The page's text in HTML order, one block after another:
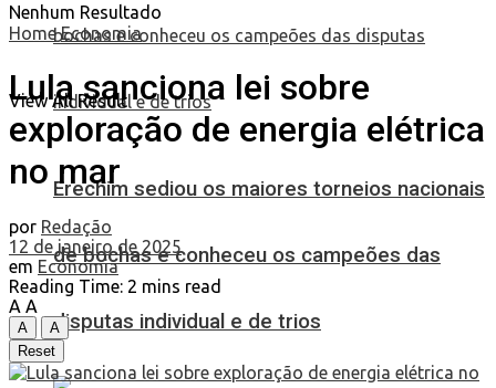
Erechim sediou os maiores torneios nacionais
de bochas e conheceu os campeões das
disputas individual e de trios
Nenhum Resultado
View All Result
Home Economia
Lula sanciona lei sobre
exploração de energia elétrica
no mar
por Redação
12 de janeiro de 2025
em Economia
Reading Time: 2 mins read
A A
A
A
Reset